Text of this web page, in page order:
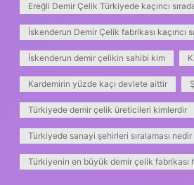
Ereğli Demir Çelik Türkiyede kaçıncı
İskenderun Demir Çelik fabrikası kaçıncı
İskenderun demir çelikin sahibi kim
Kardemirin yüzde kaçı devlete aittir
Türkiyede demir çelik üreticileri kimlerdir
Türkiyede sanayi şehirleri sıralaması nedir
Türkiyenin en büyük demir çelik fabrikası